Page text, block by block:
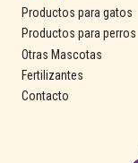
Productos para gatos
Productos para perros
Otras Mascotas
Fertilizantes
Contacto